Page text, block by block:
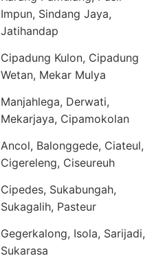
Impun, Sindang Jaya,
Jatihandap
Cipadung Kulon, Cipadung
Wetan, Mekar Mulya
Manjahlega, Derwati,
Mekarjaya, Cipamokolan
Ancol, Balonggede, Ciateul,
Cigereleng, Ciseureuh
Cipedes, Sukabungah,
Sukagalih, Pasteur
Gegerkalong, Isola, Sarijadi,
Sukarasa